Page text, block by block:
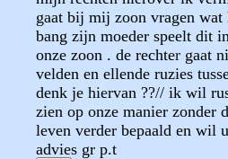
gaat bij mij zoon vragen
bang zijn moeder speelt dit
onze zoon . de rechter gaat
velden en ellende ruzies
denk je hiervan ??// ik wil
zien op onze manier zonder
leven verder bepaald en wil
advies gr p.t